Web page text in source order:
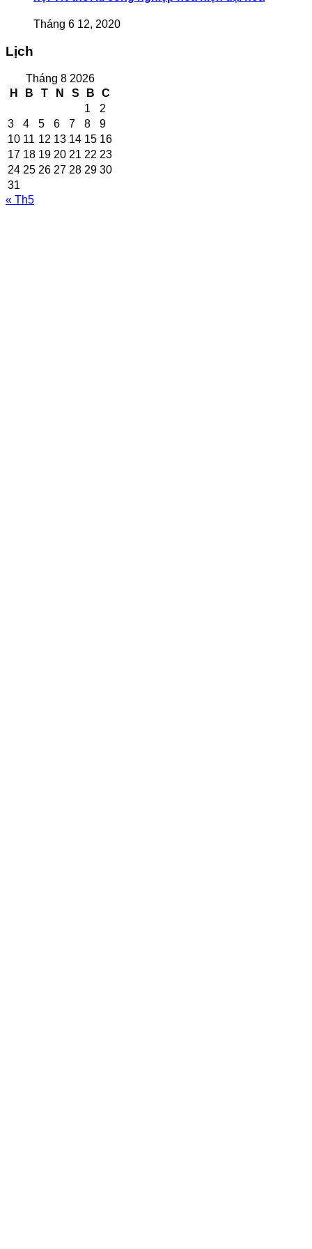
Tháng 6 12, 2020
Lịch
Tháng 8 2026
H
B T N S B
C
1
2
3
4 5 6 7 8
9
10 11 12 13 14 15 16
17 18 19 20 21 22 23
24 25 26 27 28 29 30
31
« Th5